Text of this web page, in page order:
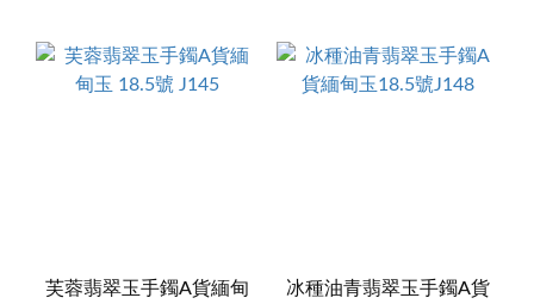
芙蓉翡翠玉手鐲A貨緬甸
冰種油青翡翠玉手鐲A貨